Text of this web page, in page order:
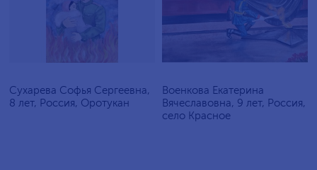
Сухарева Софья Сергеевна,
8 лет, Россия, Оротукан
Военкова Екатерина
Вячеславовна, 9 лет, Россия,
село Красное